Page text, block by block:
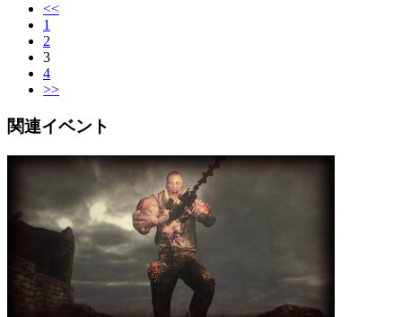
<<
1
2
3
4
>>
関連イベント